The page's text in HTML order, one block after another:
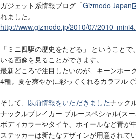
ガジェット系情報ブログ「Gizmodo Japan
れました。
http://www.gizmodo.jp/2010/07/
「ミニ四駆の歴史をたどる」 ということ
いる画像を見ることができます。
最新どころで注目したいのが、キーンホー
4種。夏を爽やかに彩ってくれるカラフル
そして、 以前情報をいただきましたナック
ナックルブレイカー ブルースペシャル(ス
ボディカラーやタイヤ、ホイールなど青が
ステッカーは新たなデザインが用意されてい